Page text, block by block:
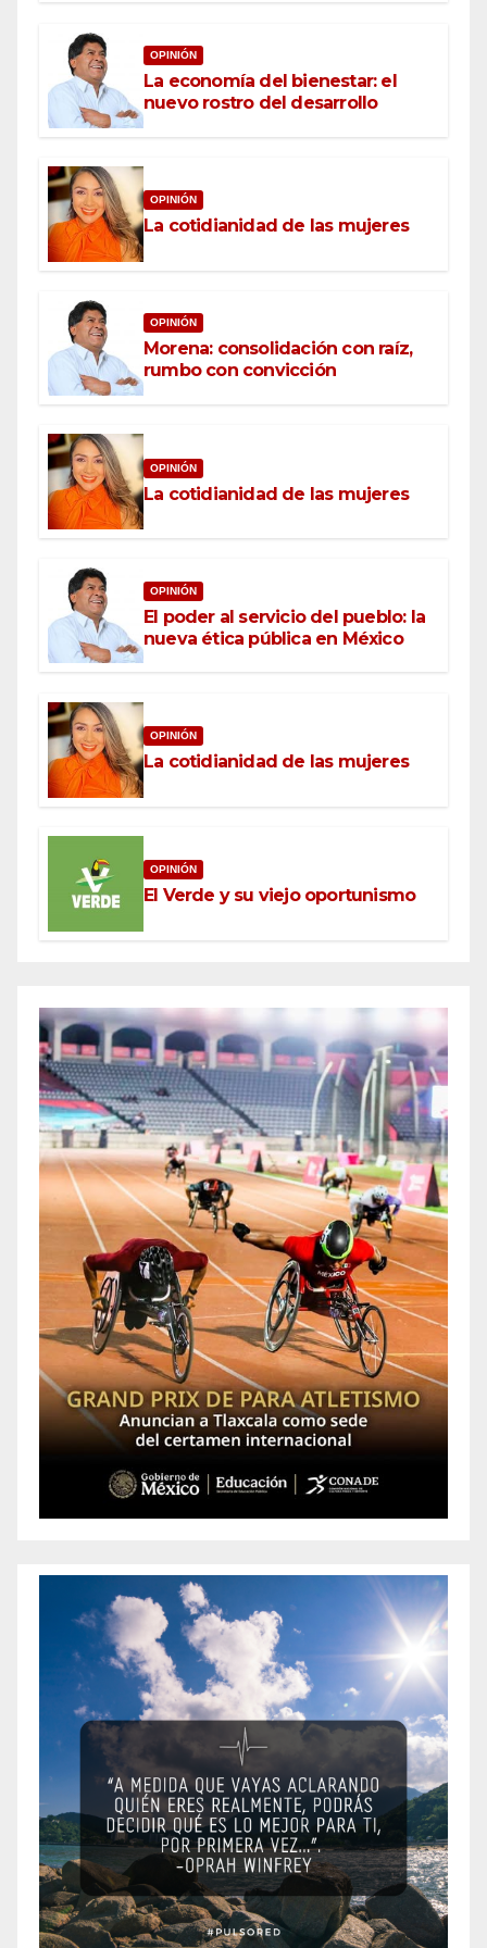
OPINIÓN
La economía del bienestar: el
nuevo rostro del desarrollo
OPINIÓN
La cotidianidad de las mujeres
OPINIÓN
Morena: consolidación con raíz,
rumbo con convicción
OPINIÓN
La cotidianidad de las mujeres
OPINIÓN
El poder al servicio del pueblo: la
nueva ética pública en México
OPINIÓN
La cotidianidad de las mujeres
OPINIÓN
El Verde y su viejo oportunismo